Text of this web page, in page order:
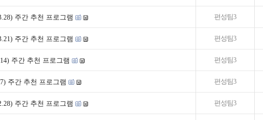
주간 추천 프로그램 편성팀3
주간 추천 프로그램 편성팀3
주간 추천 프로그램 편성팀3
주간 추천 프로그램 편성팀3
주간 추천 프로그램 편성팀3